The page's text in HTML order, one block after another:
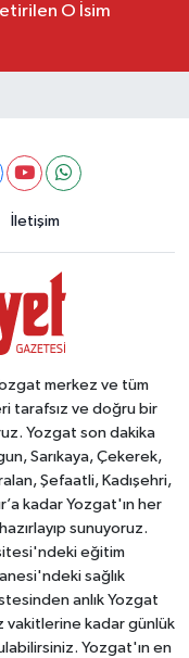
O İsim
İletişim
merkez ve tüm
tarafsız ve doğru bir
Yozgat son dakika
Sarıkaya, Çekerek,
Şefaatli, Kadışehri,
kadar Yozgat'ın her
sunuyoruz.
eğitim
sağlık
anlık Yozgat
vakitlerine kadar günlük
Yozgat'ın en